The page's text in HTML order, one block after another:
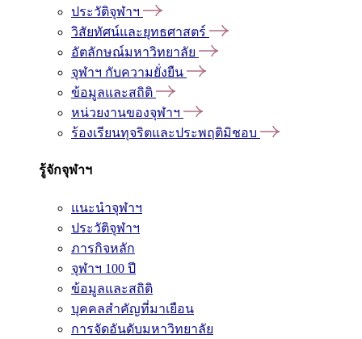
ประวัติจุฬาฯ
วิสัยทัศน์และยุทธศาสตร์
อัตลักษณ์มหาวิทยาลัย
จุฬาฯ กับความยั่งยืน
ข้อมูลและสถิติ
หน่วยงานของจุฬาฯ
ร้องเรียนทุจริตและประพฤติมิชอบ
รู้จักจุฬาฯ
แนะนำจุฬาฯ
ประวัติจุฬาฯ
ภารกิจหลัก
จุฬาฯ 100 ปี
ข้อมูลและสถิติ
บุคคลสำคัญที่มาเยือน
การจัดอันดับมหาวิทยาลัย